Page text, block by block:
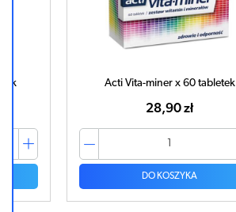
Acti Vita-miner x 60 tabletek
28,90 zł
DO KOSZYKA